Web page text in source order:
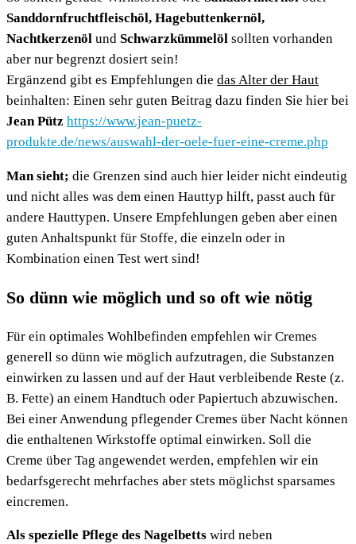
Sanddornfruchtfleischöl, Hagebuttenkernöl,
Nachtkerzenöl und Schwarzkümmelöl sollten vorhanden
aber nur begrenzt dosiert sein!
Ergänzend gibt es Empfehlungen die das Alter der Haut
beinhalten: Einen sehr guten Beitrag dazu finden Sie hier bei
Jean Pütz https://www.jean-puetz-
produkte.de/news/auswahl-der-oele-fuer-eine-creme.php
Man sieht; die Grenzen sind auch hier leider nicht eindeutig
und nicht alles was dem einen Hauttyp hilft, passt auch für
andere Hauttypen. Unsere Empfehlungen geben aber einen
guten Anhaltspunkt für Stoffe, die einzeln oder in
Kombination einen Test wert sind!
So dünn wie möglich und so oft wie nötig
Für ein optimales Wohlbefinden empfehlen wir Cremes
generell so dünn wie möglich aufzutragen, die Substanzen
einwirken zu lassen und auf der Haut verbleibende Reste (z.
B. Fette) an einem Handtuch oder Papiertuch abzuwischen.
Bei einer Anwendung pflegender Cremes über Nacht können
die enthaltenen Wirkstoffe optimal einwirken. Soll die
Creme über Tag angewendet werden, empfehlen wir ein
bedarfsgerecht mehrfaches aber stets möglichst sparsames
eincremen.
Als spezielle Pflege des Nagelbetts wird neben